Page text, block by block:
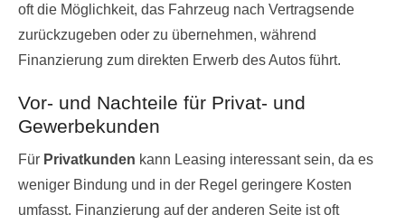
oft die Möglichkeit, das Fahrzeug nach Vertragsende
zurückzugeben oder zu übernehmen, während
Finanzierung zum direkten Erwerb des Autos führt.
Vor- und Nachteile für Privat- und
Gewerbekunden
Für Privatkunden kann Leasing interessant sein, da es
weniger Bindung und in der Regel geringere Kosten
umfasst. Finanzierung auf der anderen Seite ist oft